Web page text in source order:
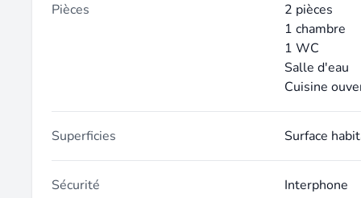
Pièces
2 pièces
1 chambre
1 WC
Salle d'eau
Cuisine
Superficies Surface
Sécurité Interphone